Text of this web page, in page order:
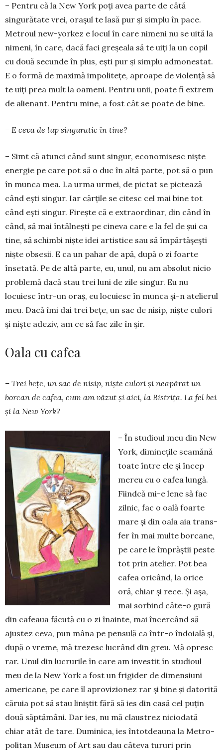
– Pentru că la New York poți avea par­te de câtă
singurătate vrei, orașul te lasă pur și simplu în pace.
Metroul new-yorkez e locul în care nimeni nu se uită la
nimeni, în care, dacă faci greșeala să te uiți la un copil
cu două secunde în plus, ești pur și sim­plu admonestat.
E o formă de maximă impoli­tețe, aproape de vio­len­ță să
te uiți prea mult la oameni. Pentru unii, poate fi extrem
de alienant. Pentru mine, a fost cât se poate de bine.
– E ceva de lup singu­ratic în tine?
– Simt că atunci când sunt singur, econo­mi­sesc niște
energie pe care pot să o duc în altă par­te, pot să o pun
în munca mea. La ur­ma urmei, de pictat se pictează
când ești singur. Iar cărțile se citesc cel mai bine tot
când ești sin­gur. Firește că e extraordinar, din când în
când, să mai întâlnești pe cineva care e la fel de șui ca
tine, să schimbi niște idei artis­tice sau să îm­părtășești
niște obsesii. E ca un pahar de apă, după o zi foarte
însetată. Pe de altă parte, eu, unul, nu am absolut nicio
pro­blemă dacă stau trei luni de zile sin­gur. Eu nu
locuiesc în­tr-un oraș, eu locuiesc în munca și-n atelierul
meu. Dacă îmi dai trei bețe, un sac de nisip, niște culori
și niște adeziv, am ce să fac zile în șir.
Oala cu cafea
– Trei bețe, un sac de nisip, niște culori și nea­pă­rat un
borcan de ca­fea, cum am văzut și aici, la Bistrița. La fel bei
și la New York?
– În studioul meu din New
York, diminețile sea­mănă
toate între ele și în­cep
mereu cu o cafea lun­gă.
Fiindcă mi-e lene să fac
zilnic, fac o oală foar­te
mare și din oala aia trans­
fer în mai multe bor­cane,
pe care le împrăștii peste
tot prin atelier. Pot bea
cafea ori­când, la orice
oră, chiar și rece. Și așa,
mai sor­bind câte-o gură
din cafeaua făcută cu o zi îna­inte, mai în­cer­când să
ajustez ceva, pun mâna pe pensulă ca într-o îndoială și,
după o vreme, mă tre­zesc lu­crând din greu. Mă opresc
rar. Unul din lu­cru­rile în care am in­vestit în studioul
meu de la New York a fost un fri­gider de dimensiuni
ame­ricane, pe care îl aprovi­zio­nez rar și bine și datorită
căruia pot să stau liniștit fără să ies din casă cel puțin
două săptă­mâni. Dar ies, nu mă claustrez nici­o­da­tă
chiar atât de tare. Duminica, ies întotdeauna la Me­tro­
politan Mu­seum of Art sau dau câteva tururi prin